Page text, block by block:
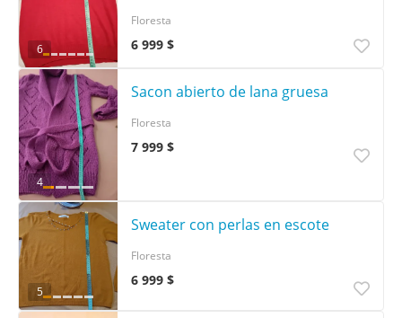
6 6 999 $
Floresta
4
Sacon abierto de lana gruesa
7 999 $
Floresta
5
Sweater con perlas en escote
6 999 $
Floresta